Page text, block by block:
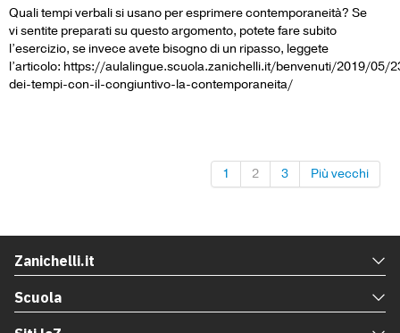
Quali tempi verbali si usano per esprimere contemporaneità? Se
vi sentite preparati su questo argomento, potete fare subito
l’esercizio, se invece avete bisogno di un ripasso, leggete
l’articolo: https://aulalingue.scuola.zanichelli.it/benvenuti/2019/05/
dei-tempi-con-il-congiuntivo-la-contemporaneita/
1 2 3 Più vecchi